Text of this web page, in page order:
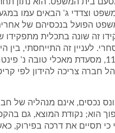
בית המשפט. הוא נתון
וצדדי ג' הבאים עמו
הפועל בנכסיהם של
זה שונה בתכלית מתפקידו
לעניין זה התייחסתי, בין
בהחלטתי בפש"ר 1019/01 בש"א 11364/01, מסעדת מאכלי
חברה צריכה להידון לפי
נכסים, אינם מנהליה של
הוא; נקודת המוצא, גם
כי תסיים את דרכה בפירוק,